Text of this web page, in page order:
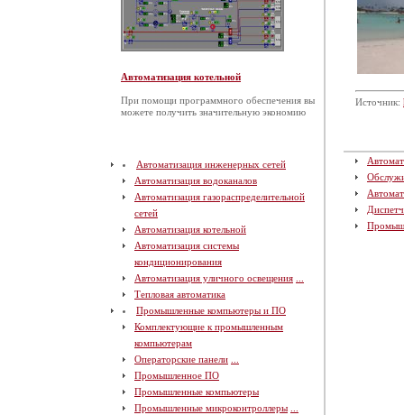
Автоматизация котельной
При помощи программного обеспечения вы
можете получить значительную экономию
Автоматизация инженерных сетей
Автоматизация водоканалов
Автоматизация газораспределительной
сетей
Автоматизация котельной
Автоматизация системы
кондиционирования
Автоматизация уличного освещения
Тепловая автоматика
Промышленные компьютеры и ПО
Комплектующие к промышленным
компьютерам
Операторские панели
Промышленное ПО
Промышленные компьютеры
Промышленные микроконтроллеры
Источник: